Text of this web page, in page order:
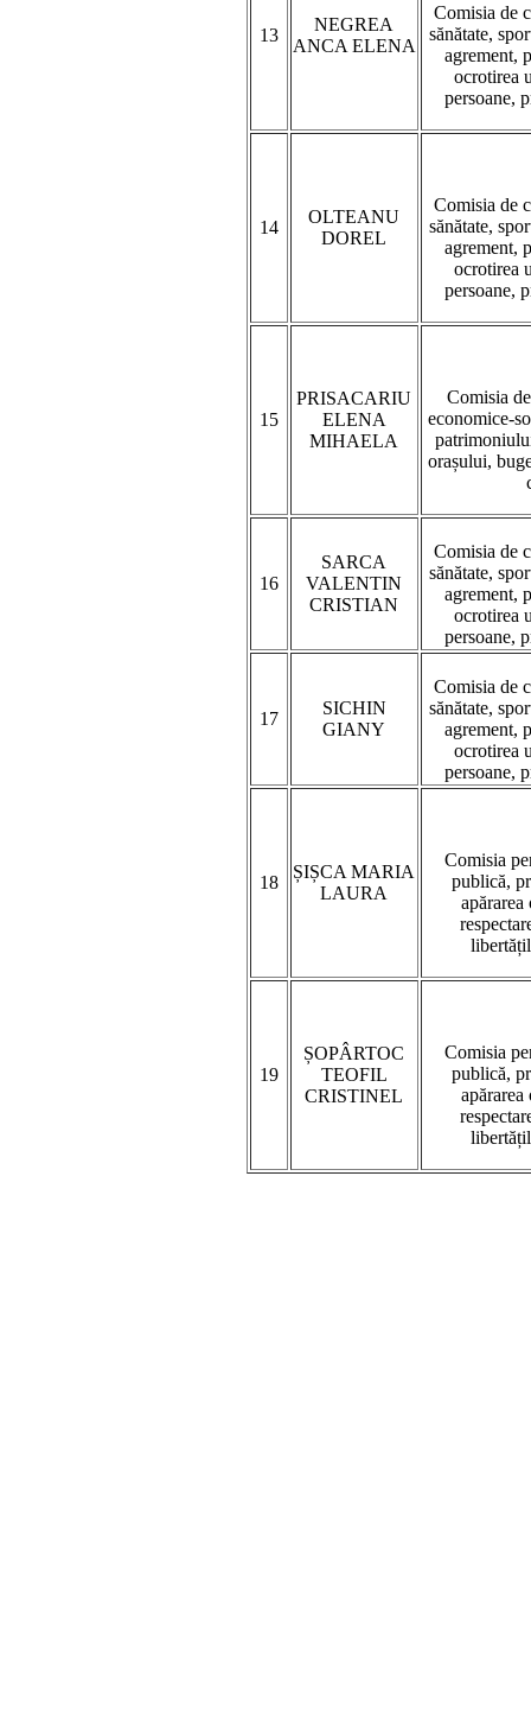
13
NEGREA
ANCA ELENA
Comisia de
sănătate,
agrement,
ocrotirea
persoane,
14
OLTEANU
DOREL
Comisia de
sănătate,
agrement,
ocrotirea
persoane,
15
PRISACARIU
ELENA
MIHAELA
Comisia
economice-
orașului,
16
SARCA
VALENTIN
CRISTIAN
Comisia de
sănătate,
agrement,
ocrotirea
persoane,
17
SICHIN
GIANY
Comisia de
sănătate,
agrement,
ocrotirea
persoane,
18
ȘIȘCA MARIA
LAURA
Comisia
publică,
19
ȘOPÂRTOC
TEOFIL
CRISTINEL
Comisia
publică,